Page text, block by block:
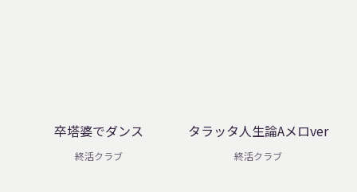
卒塔婆でダンス
終活クラブ
タラッタ人生論Aメロver
終活クラブ